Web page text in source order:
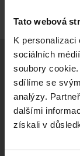
Tato webová
K
sociálních
soubory
sdílíme se
analýzy.
dalšími
získali v
Často
otázky
TI